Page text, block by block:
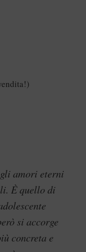
amori eterni
È quello di
si accorge
concreta e